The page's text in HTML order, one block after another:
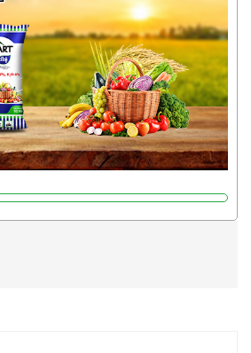
င်များ၏အရွက်များစိမ်းလန်းသန်စွမ်း
းကောင်းစေပါတယ်။ အပင်၏ပင်ပိုင်း
ေကာ အပင်သန်၍ အကြီးမြန်စေပါတယ်။
7%ပါဝင်မှုကြောင့် အပင်ရဲ့ အမြစ်
၍သန်မာလာအောင် အားပေးပါ
ြင်း၊အသီးသီးခြင်း၊အစေ့တည်ခြင်း
း အားပေးပါတယ်။ လုံလောက်တဲ့
ပင်ရဲ့ ရောဂါဒဏ်၊ရာသီဥတုဒဏ်ခံနိုင်ရည်
န်စေဖို့အတွက် လိုအပ်တဲ့အာဟာရဓာတ်
စစ်ပါဝင်ပေါင်းစပ်ထားတဲ့အတွက်